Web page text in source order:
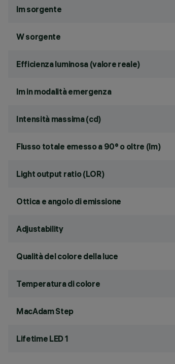
lm sorgente
W sorgente
Efficienza luminosa (valore reale)
lm in modalità emergenza
Intensità massima (cd)
Flusso totale emesso a 90° o oltre (lm)
Light output ratio (LOR)
Ottica e angolo di emissione
Adjustability
Qualità del colore della luce
Temperatura di colore
MacAdam Step
Lifetime LED 1